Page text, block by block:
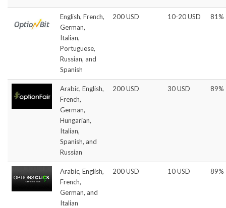
English, French,
German,
Italian,
Portuguese,
Russian, and
Spanish
200 USD 10-20 USD 81%
Arabic, English,
French,
German,
Hungarian,
Italian,
Spanish, and
Russian
200 USD 30 USD 89%
Arabic, English,
French,
German, and
Italian
200 USD 10 USD 89%